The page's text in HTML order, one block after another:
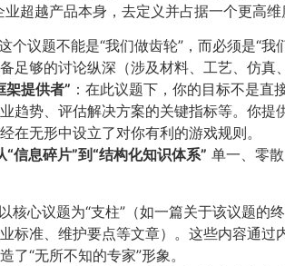
超越产品本身，去定义并占据一个更高维
这个议题不能是“我们做齿轮”，而必须是“
足够的讨论纵深（涉及材料、工艺、仿真
架提供者”​ ：在此议题下，你的目标不是
趋势、评估解决方案的关键指标等。你提
在无形中设立了对你有利的游戏规则。
息碎片”到“结构化知识体系”​ 单一、零
以核心议题为“支柱”（如一篇关于该议题
标准、维护要点等文章）。这些内容通
了“无所不知的专家”形象。